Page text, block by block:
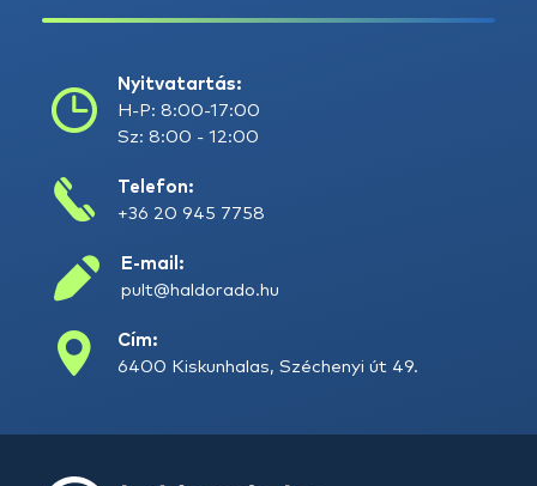
Nyitvatartás:
H-P: 8:00-17:00
Sz: 8:00 - 12:00
Telefon:
+36 20 945 7758
E-mail:
pult@haldorado.hu
Cím:
6400 Kiskunhalas, Széchenyi út 49.